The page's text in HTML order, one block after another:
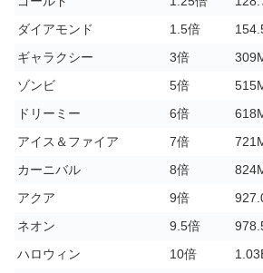
ダイアモンド
1.5倍
ギャラクシー
3倍
ゾンビ
5倍
ドリーミー
6倍
アイス＆ファイア
7倍
カーニバル
8倍
アクア
9倍
ネオン
9.5倍
ハロウィン
10倍